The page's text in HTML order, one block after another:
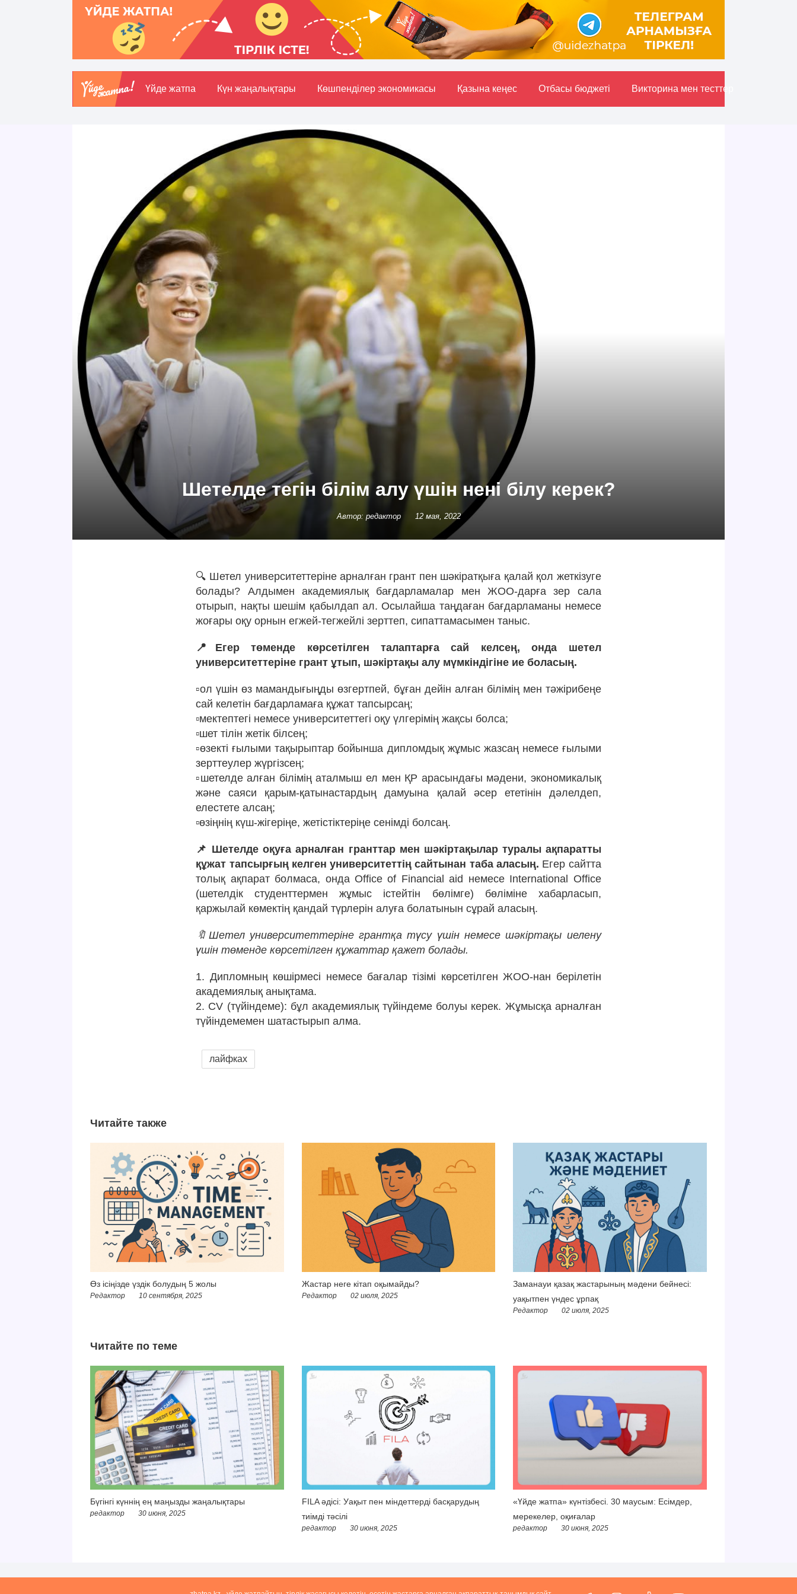
Үйде жатпа Күн жаңалықтары Көшпенділер экономикасы Қазына кеңес Отбасы бюджетi Викторина мен тесттер
Шетелде тегін білім алу үшін нені білу керек?
Автор: редактор 12 мая, 2022
🔍 Шетел университеттеріне арналған грант пен шәкіратқыға қалай қол жеткізуге
болады? Алдымен академиялық бағдарламалар мен ЖОО-дарға зер сала
отырып, нақты шешім қабылдап ал. Осылайша таңдаған бағдарламаны немесе
жоғары оқу орнын егжей-тегжейлі зерттеп, сипаттамасымен таныс.
📍Егер төменде көрсетілген талаптарға сай келсең, онда шетел
университеттеріне грант ұтып, шәкіртақы алу мүмкіндігіне ие боласың.
▫ол үшін өз мамандығыңды өзгертпей, бұған дейін алған білімің мен тәжірибеңе
сай келетін бағдарламаға құжат тапсырсаң;
▫мектептегі немесе университеттегі оқу үлгерімің жақсы болса;
▫шет тілін жетік білсең;
▫өзекті ғылыми тақырыптар бойынша дипломдық жұмыс жазсаң немесе ғылыми
зерттеулер жүргізсең;
▫шетелде алған білімің аталмыш ел мен ҚР арасындағы мәдени, экономикалық
және саяси қарым-қатынастардың дамуына қалай әсер ететінін дәлелдеп,
елестете алсаң;
▫өзіңнің күш-жігеріңе, жетістіктеріңе сенімді болсаң.
📌 Шетелде оқуға арналған гранттар мен шәкіртақылар туралы ақпаратты
құжат тапсырғың келген университеттің сайтынан таба аласың. Егер сайтта
толық ақпарат болмаса, онда Office of Financial aid немесе International Office
(шетелдік студенттермен жұмыс істейтін бөлімге) бөліміне хабарласып,
қаржылай көмектің қандай түрлерін алуға болатынын сұрай аласың.
🔖Шетел университеттеріне грантқа түсу үшін немесе шәкіртақы иелену
үшін төменде көрсетілген құжаттар қажет болады.
1. Дипломның көшірмесі немесе бағалар тізімі көрсетілген ЖОО-нан берілетін
академиялық анықтама.
2. CV (түйіндеме): бұл академиялық түйіндеме болуы керек. Жұмысқа арналған
түйіндемемен шатастырып алма.
лайфках
Читайте также
Өз ісіңізде үздік болудың 5 жолы
Редактор 10 сентября, 2025
Жастар неге кітап оқымайды?
Редактор 02 июля, 2025
Заманауи қазақ жастарының мәдени бейнесі:
уақытпен үндес ұрпақ
Редактор 02 июля, 2025
Читайте по теме
Бүгінгі күннің ең маңызды жаңалықтары
редактор 30 июня, 2025
FILA әдісі: Уақыт пен міндеттерді басқарудың
тиімді тәсілі
редактор 30 июня, 2025
«Үйде жатпа» күнтізбесі. 30 маусым: Есімдер,
мерекелер, оқиғалар
редактор 30 июня, 2025